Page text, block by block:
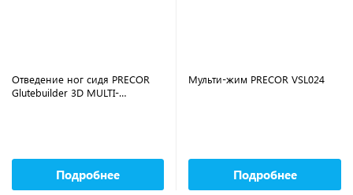
Отведение ног сидя PRECOR
Glutebuilder 3D MULTI-
Подробнее
Мульти-жим PRECOR VSL024
Подробнее